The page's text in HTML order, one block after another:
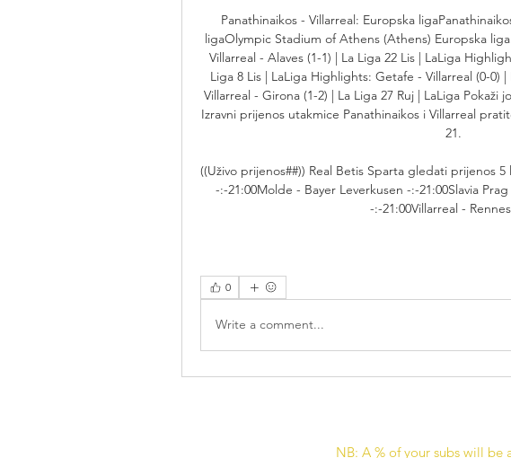
Panathinaikos - Villarreal: Europska
ligaOlympic Stadium of Athens (Athens) Europska
Villarreal - Alaves (1-1) | La Liga 22 Lis | LaLiga
Liga 8 Lis | LaLiga Highlights: Getafe - Villarreal (0-0)
Villarreal - Girona (1-2) | La Liga 27 Ruj | LaLiga Pokaži
Izravni prijenos utakmice Panathinaikos i Villarreal
21.
((Uživo prijenos##)) Real Betis Sparta gledati prijenos
-:-21:00Molde - Bayer Leverkusen -:-21:00Slavia
-:-21:00Villarreal -
0
Write a comment...
NB: A % of your subs will